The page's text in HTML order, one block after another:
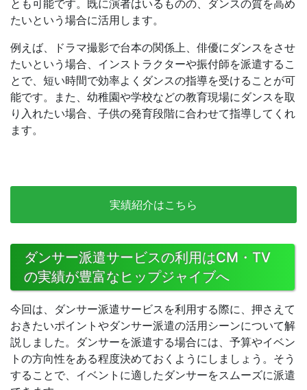
とも可能です。既に演者はいるものの、ダンスの質を高め
たいという場合に活用します。
例えば、ドラマ撮影で台本の関係上、俳優にダンスをさせ
たいという場合、インストラクターや振付師を派遣するこ
とで、短い時間で効率よくダンスの指導を受けることが可
能です。また、幼稚園や学校などの教育現場にダンスを取
り入れたい場合、子供の発育段階に合わせて指導してくれ
ます。
実績紹介はこちら
ダンサー派遣サービスの利用はCM・TV
の実績が豊富なヒップジャイブへ
今回は、ダンサー派遣サービスを利用する際に、押さえて
おきたいポイントやダンサー派遣の活用シーンについて解
説しました。ダンサーを派遣する場合には、予算やイベン
トの方向性をある程度決めておくようにしましょう。そう
することで、イベントに適したダンサーをスムーズに派遣